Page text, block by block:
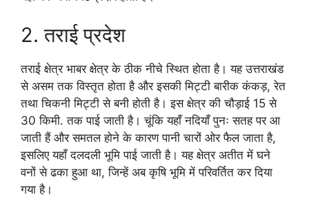
2. तराई प्रदेश
तराई क्षेत्र भाबर क्षेत्र के ठीक नीचे स्थित होता है। यह उत्तराखंड
से असम तक विस्तृत होता है और इसकी मिट्टी बारीक कंकड़, रेत
तथा चिकनी मिट्टी से बनी होती है। इस क्षेत्र की चौड़ाई 15 से
30 किमी. तक पाई जाती है। चूंकि यहाँ नदियाँ पुनः सतह पर आ
जाती हैं और समतल होने के कारण पानी चारों ओर फैल जाता है,
इसलिए यहाँ दलदली भूमि पाई जाती है। यह क्षेत्र अतीत में घने
वनों से ढका हुआ था, जिन्हें अब कृषि भूमि में परिवर्तित कर दिया
गया है।